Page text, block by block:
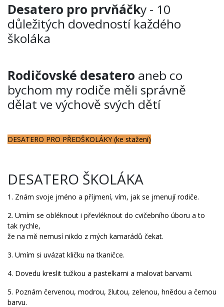
Desatero pro prvňáčky - 10
důležitých dovedností každého
školáka
Rodičovské desatero aneb co
bychom my rodiče měli správně
dělat ve výchově svých dětí
DESATERO PRO PŘEDŠKOLÁKY (ke stažení)
DESATERO ŠKOLÁKA
1. Znám svoje jméno a příjmení, vím, jak se jmenují rodiče.
2. Umím se obléknout i převléknout do cvičebního úboru a to
tak rychle,
že na mě nemusí nikdo z mých kamarádů čekat.
3. Umím si uvázat kličku na tkaničce.
4. Dovedu kreslit tužkou a pastelkami a malovat barvami.
5. Poznám červenou, modrou, žlutou, zelenou, hnědou a černou
barvu.